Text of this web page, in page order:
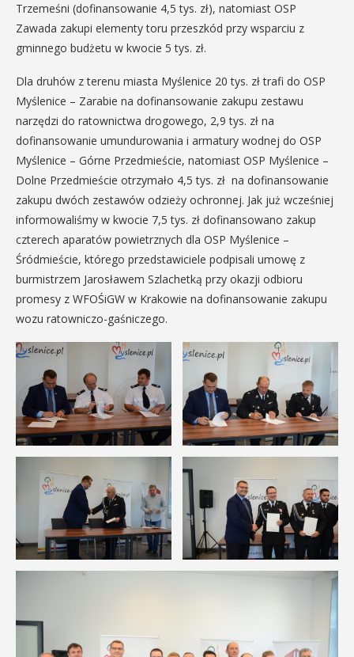
Trzemeśni (dofinansowanie 4,5 tys. zł), natomiast OSP
Zawada zakupi elementy toru przeszkód przy wsparciu z
gminnego budżetu w kwocie 5 tys. zł.
Dla druhów z terenu miasta Myślenice 20 tys. zł trafi do OSP
Myślenice – Zarabie na dofinansowanie zakupu zestawu
narzędzi do ratownictwa drogowego, 2,9 tys. zł na
dofinansowanie umundurowania i armatury wodnej do OSP
Myślenice – Górne Przedmieście, natomiast OSP Myślenice –
Dolne Przedmieście otrzymało 4,5 tys. zł na dofinansowanie
zakupu dwóch zestawów odzieży ochronnej. Jak już wcześniej
informowaliśmy w kwocie 7,5 tys. zł dofinansowano zakup
czterech aparatów powietrznych dla OSP Myślenice –
Śródmieście, którego przedstawiciele podpisali umowę z
burmistrzem Jarosławem Szlachetką przy okazji odbioru
promesy z WFOŚiGW w Krakowie na dofinansowanie zakupu
wozu ratowniczo-gaśniczego.